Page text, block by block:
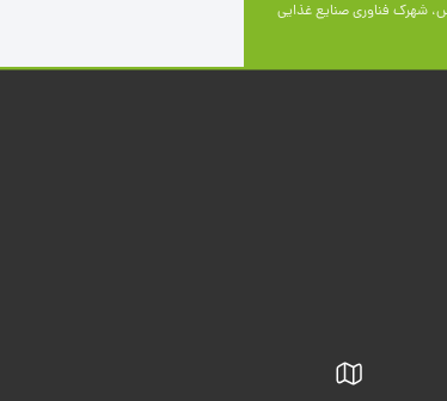
شهرک فناوری صنايع غذايی